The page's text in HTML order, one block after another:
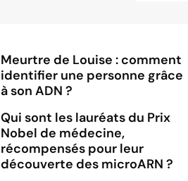
Meurtre de Louise : comment
identifier une personne grâce
à son ADN ?
Qui sont les lauréats du Prix
Nobel de médecine,
récompensés pour leur
découverte des microARN ?